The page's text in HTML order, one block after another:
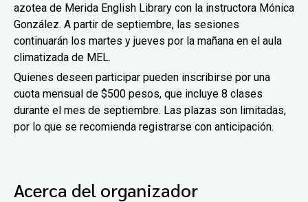
azotea de Merida English Library con la instructora Mónica
González. A partir de septiembre, las sesiones
continuarán los martes y jueves por la mañana en el aula
climatizada de MEL.
Quienes deseen participar pueden inscribirse por una
cuota mensual de $500 pesos, que incluye 8 clases
durante el mes de septiembre. Las plazas son limitadas,
por lo que se recomienda registrarse con anticipación.
Acerca del organizador